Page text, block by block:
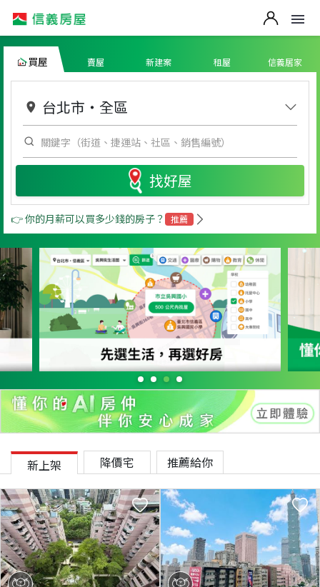
買屋 賣屋 新建案 租屋 信義居家
台北市 ・ 全區
找好屋
👉 你的月薪可以買多少錢的房子？ 推薦
新上架 降價宅 推薦給你